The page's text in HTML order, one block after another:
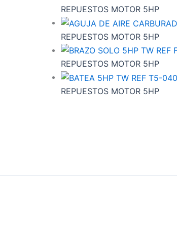
REPUESTOS MOTOR 5HP
REPUESTOS MOTOR 5HP
REPUESTOS MOTOR 5HP
REPUESTOS MOTOR 5HP